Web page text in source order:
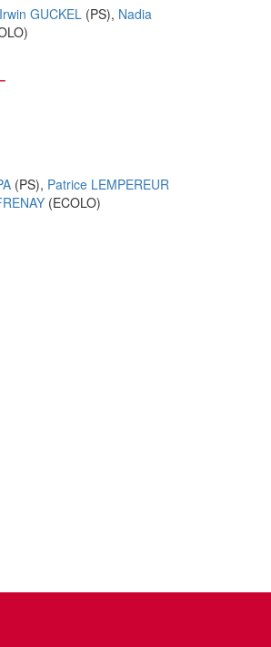
Irwin GUCKEL (PS), Nadia
(PS), Patrice LEMPEREUR
(ECOLO)